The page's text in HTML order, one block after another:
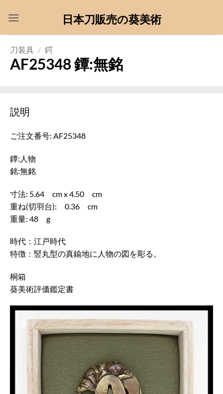
日本刀販売の葵美術
刀装具 / 鍔
AF25348 鐔:無銘
説明
ご注文番号: AF25348
鐔:人物
銘:無銘
寸法: 5.64 cm x 4.50 cm
重ね(切羽台): 0.36 cm
重量: 48 g
時代：江戸時代
特徴：竪丸型の真鍮地に人物の図を彫る。
桐箱
葵美術評価鑑定書